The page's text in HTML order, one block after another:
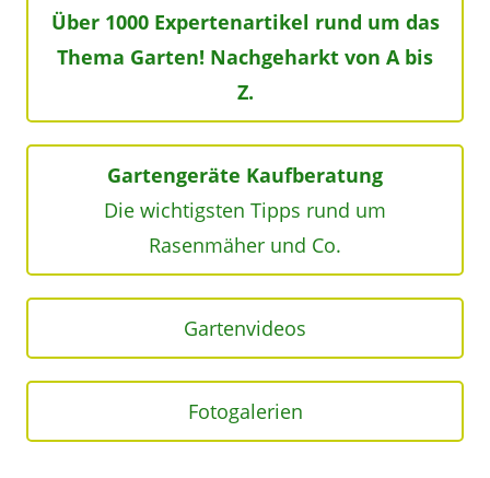
Über 1000 Expertenartikel rund um das
Thema Garten! Nachgeharkt von A bis
Z.
Gartengeräte Kaufberatung
Die wichtigsten Tipps rund um
Rasenmäher und Co.
Gartenvideos
Fotogalerien